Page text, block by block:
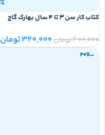
کتاب کار سن 3 تا 4 سال بهارک گاج
400,000تومان320,000تومان
-20%